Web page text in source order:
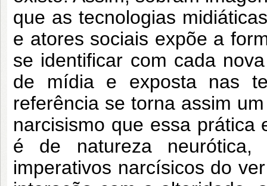
que as tecnologias
e atores sociais expõe a
se identificar com cada
de mídia e exposta nas
referência se torna assim
narcisismo que essa prática
é de natureza neurótica,
imperativos narcísicos do